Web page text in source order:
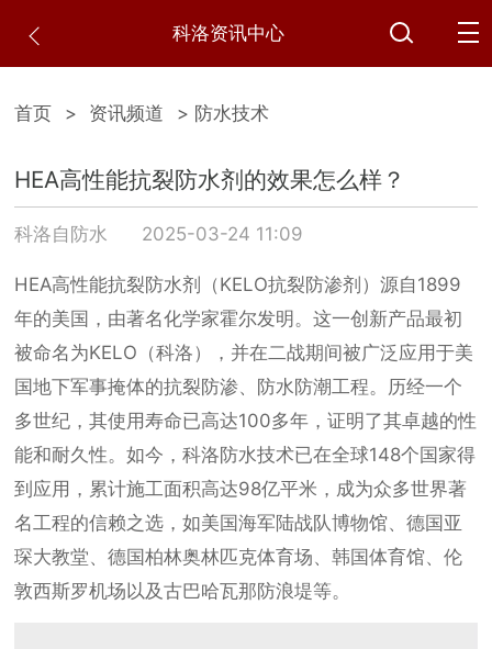
科洛资讯中心
首页 > 资讯频道 > 防水技术
HEA高性能抗裂防水剂的效果怎么样？
科洛自防水 2025-03-24 11:09
HEA高性能抗裂防水剂（KELO抗裂防渗剂）源自1899
年的美国，由著名化学家霍尔发明。这一创新产品最初
被命名为KELO（科洛），并在二战期间被广泛应用于美
国地下军事掩体的抗裂防渗、防水防潮工程。历经一个
多世纪，其使用寿命已高达100多年，证明了其卓越的性
能和耐久性。如今，科洛防水技术已在全球148个国家得
到应用，累计施工面积高达98亿平米，成为众多世界著
名工程的信赖之选，如美国海军陆战队博物馆、德国亚
琛大教堂、德国柏林奥林匹克体育场、韩国体育馆、伦
敦西斯罗机场以及古巴哈瓦那防浪堤等。